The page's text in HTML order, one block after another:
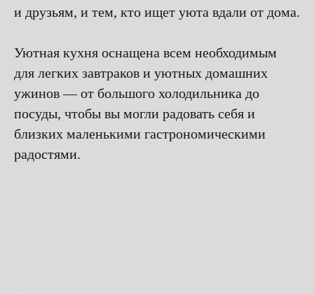
и друзьям, и тем, кто ищет уюта вдали от дома.
Уютная кухня оснащена всем необходимым
для легких завтраков и уютных домашних
ужинов — от большого холодильника до
посуды, чтобы вы могли радовать себя и
близких маленькими гастрономическими
радостями.